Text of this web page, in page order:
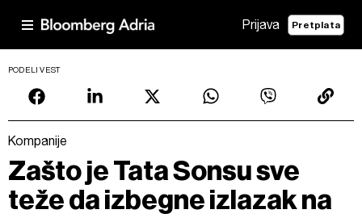
Prijava Pretplata
PODELI VEST
Kompanije
Zašto je Tata Sonsu sve
teže da izbegne izlazak na